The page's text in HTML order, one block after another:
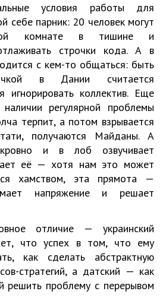
условия работы для
себе парник: 20 человек могут
комнате в тишине и
строчки кода. А в
с кем-то общаться: быть
в Дании считается
игнорировать коллектив. Еще
регулярной проблемы
терпит, а потом взрывается
получаются Майданы. А
и в лоб озвучивает
её — хотя нам это может
хамством, эта прямота —
напряжение и решает
отличие — украинский
что успех в том, что ему
как сделать абстрактную
стратегий, а датский — как
решить проблему с перерывом